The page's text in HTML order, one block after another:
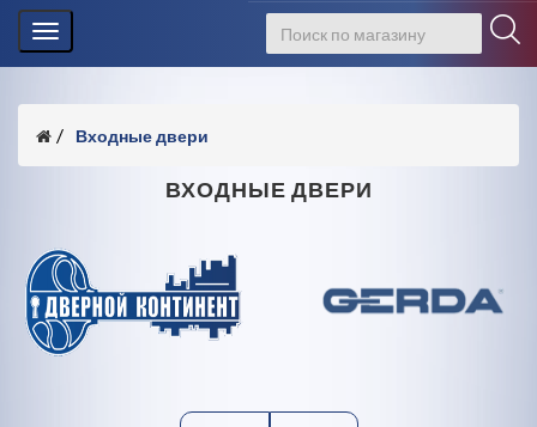
Toggle
navigation
Входные двери
ВХОДНЫЕ ДВЕРИ